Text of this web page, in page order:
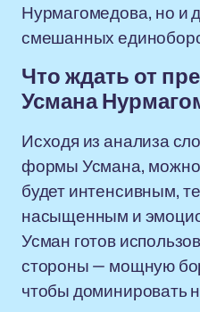
Нурмагомедова, но и
смешанных
Что ждать от
Усмана
Исходя из анализа
формы Усмана, можно
будет интенсивным,
насыщенным и
Усман готов
стороны — мощную
чтобы доминировать